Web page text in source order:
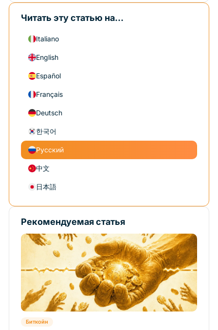
Читать эту статью на...
Italiano
English
Español
Français
Deutsch
한국어
Русский
中文
日本語
Рекомендуемая статья
Биткойн